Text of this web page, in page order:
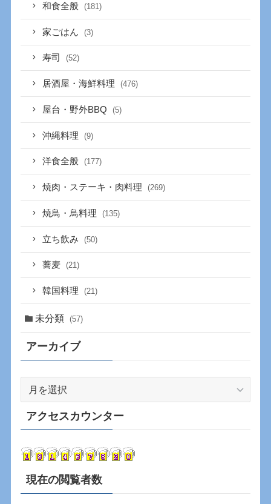
和食全般 (181)
家ごはん (3)
寿司 (52)
居酒屋・海鮮料理 (476)
屋台・野外BBQ (5)
沖縄料理 (9)
洋食全般 (177)
焼肉・ステーキ・肉料理 (269)
焼鳥・鳥料理 (135)
立ち飲み (50)
蕎麦 (21)
韓国料理 (21)
未分類 (57)
アーカイブ
カ
イ
アクセスカウンター
現在の閲覧者数